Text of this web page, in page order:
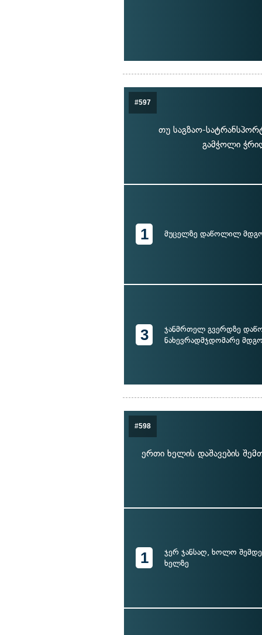
#597
თუ საგზაო-
გამჭოლი
1 მუცელზე დაწოლილ
3
ჯანმრთელ გვერდზე
ნახევრადმჯდომარე
#598
ერთი ხელის დაშავების
1
ჯერ ჯანსაღ, ხოლო
ხელზე